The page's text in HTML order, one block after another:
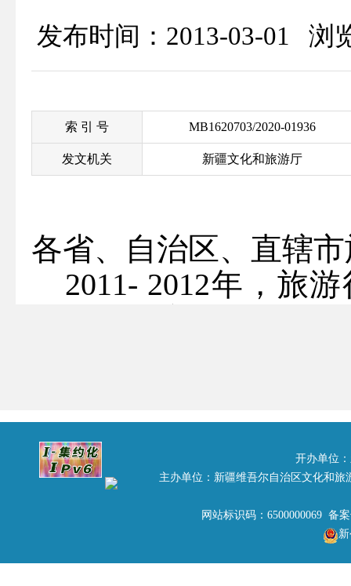
发布时间：2013-03-01 浏
索 引 号 MB1620703/2020-01936
发文机关 新疆文化和旅游厅
各省、自治区、直辖
2011- 2012年，旅
行业群众性精神文明
共青团中央在对各省
集体进行了严格审核
命名首旅集团京伦饭
心班组等36个青年集
开办单位
主办单位：新疆维吾尔自治区文化和
网站标识码：6500000069 备